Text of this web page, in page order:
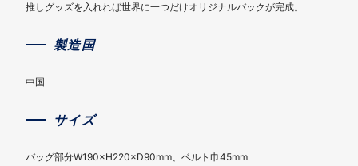
推しグッズを入れれば世界に一つだけオリジナルバックが完成。
製造国
中国
サイズ
バッグ部分W190×H220×D90mm、ベルト巾45mm